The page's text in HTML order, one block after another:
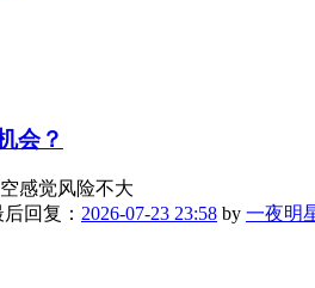
会？
感觉风险不大
回复： 2026-07-23 23:58 by 一夜明